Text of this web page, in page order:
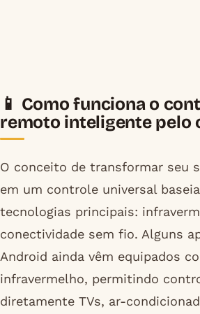
📱 Como funciona o
remoto inteligente pelo
O conceito de transformar seu
em um controle universal
tecnologias principais:
conectividade sem fio. Alguns
Android ainda vêm equipados
infravermelho, permitindo
diretamente TVs, ar-